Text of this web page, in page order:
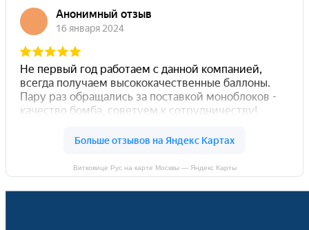
Витковице Рус на карте Москвы — Яндекс Карты